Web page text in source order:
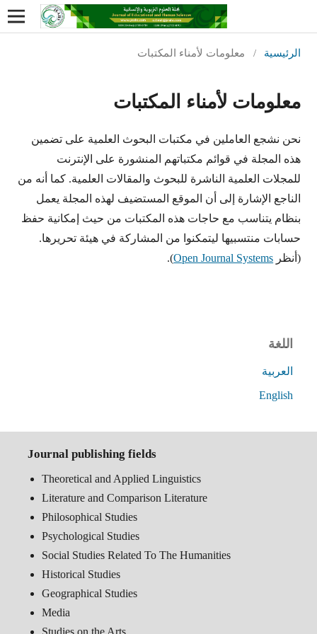
الرئيسية / معلومات لأمناء المكتبات
معلومات لأمناء المكتبات
نحن نشجع العاملين في مكتبات البحوث العلمية على تضمين
هذه المجلة في قوائم مكتباتهم المنشورة على الإنترنت
للمجلات العلمية الناشرة للبحوث والمقالات العلمية. كما أنه من
الناجع الإشارة إلى أن الموقع المستضيف لهذه المجلة يعمل
بنظام يتناسب مع حاجات هذه المكتبات من حيث إمكانية حفظ
حسابات منتسبيها ليتمكنوا من المشاركة في هيئة تحريرها.
(أنظر Open Journal Systems
).
اللغة
العربية
English
Journal publishing fields
Theoretical and Applied Linguistics
Literature and Comparison Literature
Philosophical Studies
Psychological Studies
Social Studies Related To The Humanities
Historical Studies
Geographical Studies
Media
Studies on the Arts